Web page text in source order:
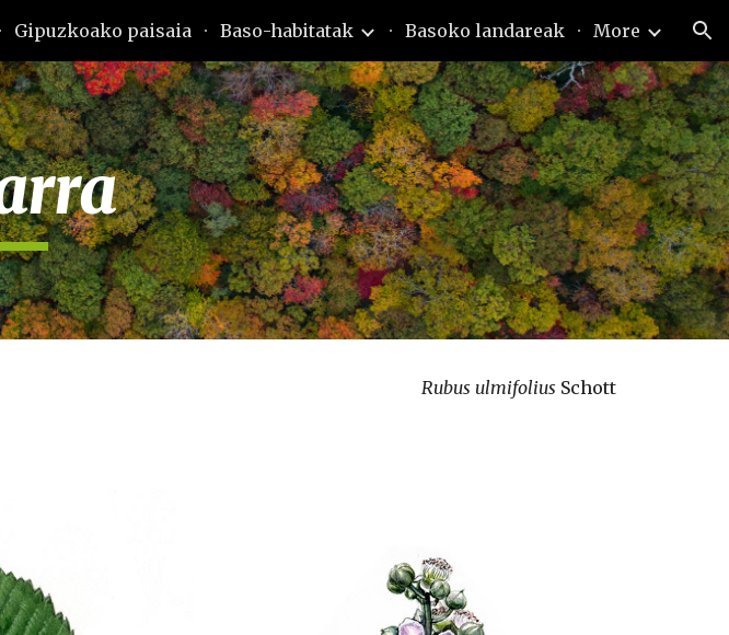
Skip to navigation
Gipuzkoako paisaia Baso-habitatak Basoko landareak More
Rubus ulmifolius Schott